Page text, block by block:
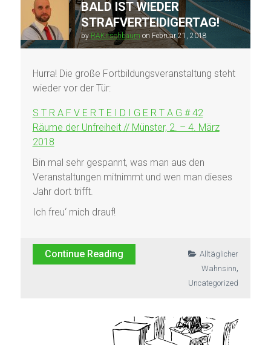
BALD IST WIEDER
STRAFVERTEIDIGERTAG!
byRAKirschbaum on Februar 21, 2018
Hurra! Die große Fortbildungsveranstaltung steht
wieder vor der Tür:
S T R A F V E R T E I D I G E R T A G # 42
Räume der Unfreiheit // Münster, 2. – 4. März
2018
Bin mal sehr gespannt, was man aus den
Veranstaltungen mitnimmt und wen man dieses
Jahr dort trifft.
Ich freu‘ mich drauf!
Continue Reading
Alltäglicher
Wahnsinn,
Uncategorized